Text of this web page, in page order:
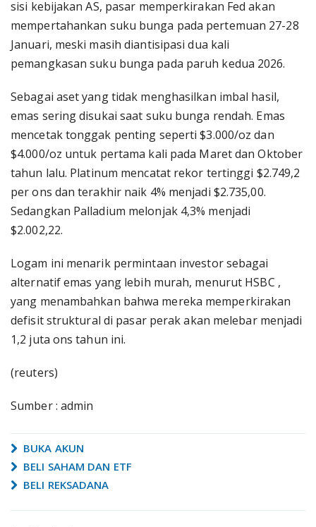
sisi kebijakan AS, pasar memperkirakan Fed akan
mempertahankan suku bunga pada pertemuan 27-28
Januari, meski masih diantisipasi dua kali
pemangkasan suku bunga pada paruh kedua 2026.
Sebagai aset yang tidak menghasilkan imbal hasil,
emas sering disukai saat suku bunga rendah. Emas
mencetak tonggak penting seperti $3.000/oz dan
$4.000/oz untuk pertama kali pada Maret dan Oktober
tahun lalu. Platinum mencatat rekor tertinggi $2.749,2
per ons dan terakhir naik 4% menjadi $2.735,00.
Sedangkan Palladium melonjak 4,3% menjadi
$2.002,22.
Logam ini menarik permintaan investor sebagai
alternatif emas yang lebih murah, menurut HSBC ,
yang menambahkan bahwa mereka memperkirakan
defisit struktural di pasar perak akan melebar menjadi
1,2 juta ons tahun ini.
(reuters)
Sumber : admin
BUKA AKUN
BELI SAHAM DAN ETF
BELI REKSADANA